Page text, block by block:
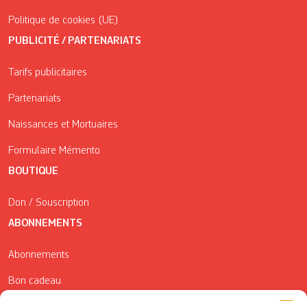
Politique de cookies (UE)
PUBLICITÉ / PARTENARIATS
Tarifs publicitaires
Partenariats
Naissances et Mortuaires
Formulaire Mémento
BOUTIQUE
Don / Souscription
ABONNEMENTS
Abonnements
Bon cadeau